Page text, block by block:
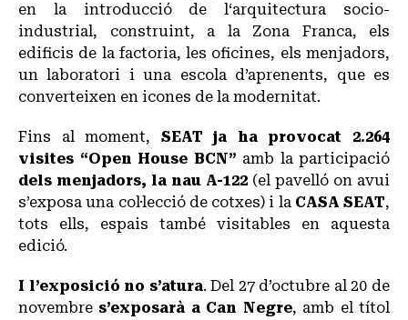
en la introducció de l‘arquitectura socio-
industrial, construint, a la Zona Franca, els
edificis de la factoria, les oficines, els menjadors,
un laboratori i una escola d’aprenents, que es
converteixen en icones de la modernitat.
Fins al moment, SEAT ja ha provocat 2.264
visites “Open House BCN” amb la participació
dels menjadors, la nau A-122 (el pavelló on avui
s’exposa una col·lecció de cotxes) i la CASA SEAT,
tots ells, espais també visitables en aquesta
edició.
I l’exposició no s’atura. Del 27 d’octubre al 20 de
novembre s’exposarà a Can Negre, amb el títol